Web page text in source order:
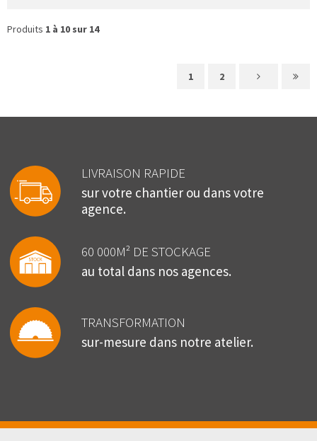
Produits 1 à 10 sur 14
1 2
LIVRAISON RAPIDE
sur votre chantier ou dans votre
agence.
60 000M² DE STOCKAGE
au total dans nos agences.
TRANSFORMATION
sur-mesure dans notre atelier.